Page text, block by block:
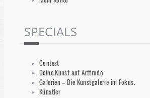
SPECIALS
Contest
Deine Kunst auf Arttrado
Galerien – Die Kunstgalerie im Fokus.
Künstler